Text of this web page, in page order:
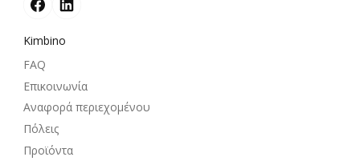
Kimbino
FAQ
Επικοινωνία
Αναφορά περιεχομένου
Πόλεις
Προϊόντα